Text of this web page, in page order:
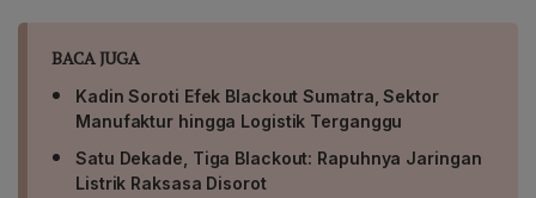
BACA JUGA
Kadin Soroti Efek Blackout Sumatra, Sektor
Manufaktur hingga Logistik Terganggu
Satu Dekade, Tiga Blackout: Rapuhnya Jaringan
Listrik Raksasa Disorot